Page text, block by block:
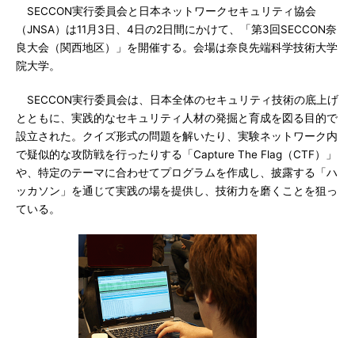
SECCON実行委員会と日本ネットワークセキュリティ協会
（JNSA）は11月3日、4日の2日間にかけて、「第3回SECCON奈
良大会（関西地区）」を開催する。会場は奈良先端科学技術大学
院大学。
SECCON実行委員会は、日本全体のセキュリティ技術の底上げ
とともに、実践的なセキュリティ人材の発掘と育成を図る目的で
設立された。クイズ形式の問題を解いたり、実験ネットワーク内
で疑似的な攻防戦を行ったりする「Capture The Flag（CTF）」
や、特定のテーマに合わせてプログラムを作成し、披露する「ハ
ッカソン」を通じて実践の場を提供し、技術力を磨くことを狙っ
ている。